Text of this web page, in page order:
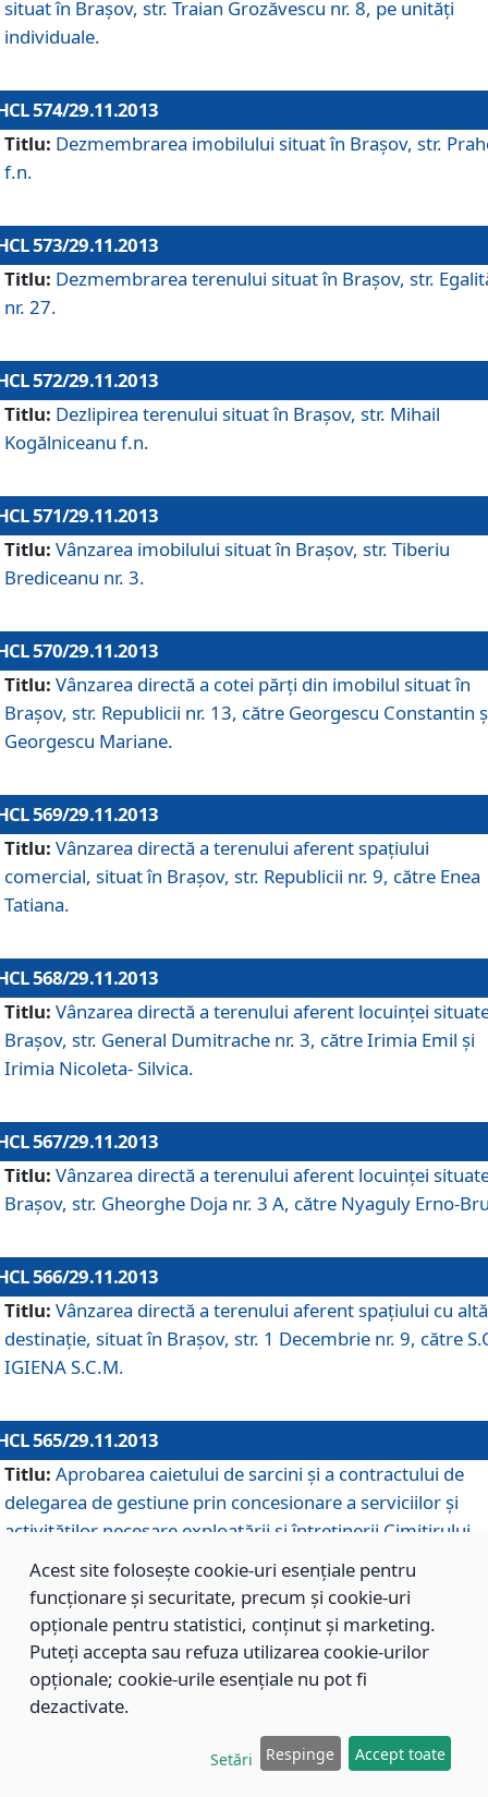
situat în Braşov, str. Traian Grozăvescu nr. 8, pe unităţi
individuale.
574/29.11.2013
Titlu: Dezmembrarea imobilului situat în Braşov, str.
f.n.
573/29.11.2013
Titlu: Dezmembrarea terenului situat în Braşov, str.
nr. 27.
572/29.11.2013
Titlu: Dezlipirea terenului situat în Braşov, str. Mihail
Kogălniceanu f.n.
571/29.11.2013
Titlu: Vânzarea imobilului situat în Braşov, str. Tiberiu
Brediceanu nr. 3.
570/29.11.2013
Titlu: Vânzarea directă a cotei părţi din imobilul situat în
Braşov, str. Republicii nr. 13, către Georgescu Constantin
Georgescu Mariane.
569/29.11.2013
Titlu: Vânzarea directă a terenului aferent spaţiului
comercial, situat în Braşov, str. Republicii nr. 9, către Enea
Tatiana.
568/29.11.2013
Titlu: Vânzarea directă a terenului aferent locuinţei
Braşov, str. General Dumitrache nr. 3, către Irimia Emil şi
Irimia Nicoleta- Silvica.
567/29.11.2013
Titlu: Vânzarea directă a terenului aferent locuinţei
Braşov, str. Gheorghe Doja nr. 3 A, către Nyaguly Erno-
566/29.11.2013
Titlu: Vânzarea directă a terenului aferent spaţiului cu altă
destinaţie, situat în Braşov, str. 1 Decembrie nr. 9, către
IGIENA S.C.M.
565/29.11.2013
Titlu: Aprobarea caietului de sarcini şi a contractului de
delegarea de gestiune prin concesionare a serviciilor şi
activităţilor necesare exploatării şi întreţinerii Cimitirului
Municipal Braşov situat în str. Dimitrie Anghel nr. 19.
564/29.11.2013
Titlu: Completarea şi modificarea H.C.L. nr. 446/2013,
care s-a aprobat studiul de fundamentare pentru
Acest site folosește cookie-uri esențiale pentru
funcționare și securitate, precum și cookie-uri
opționale pentru statistici, conținut și marketing.
Puteți accepta sau refuza utilizarea cookie-urilor
opționale; cookie-urile esențiale nu pot fi
dezactivate.
Setări Respinge Accept toate